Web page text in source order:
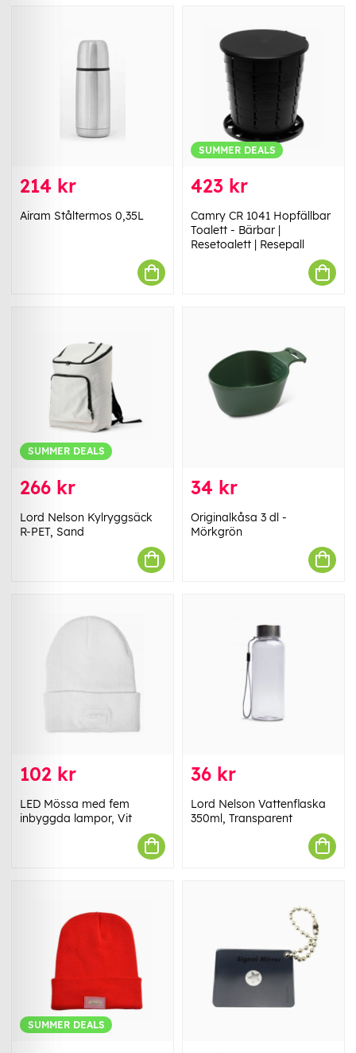
214 kr
Airam Ståltermos 0,35L
SUMMER DEALS
423 kr
Camry CR 1041 Hopfällbar
Toalett - Bärbar |
Resetoalett | Resepall
SUMMER DEALS
266 kr
Lord Nelson Kylryggsäck
R-PET, Sand
34 kr
Originalkåsa 3 dl -
Mörkgrön
102 kr
LED Mössa med fem
inbyggda lampor, Vit
36 kr
Lord Nelson Vattenflaska
350ml, Transparent
SUMMER DEALS